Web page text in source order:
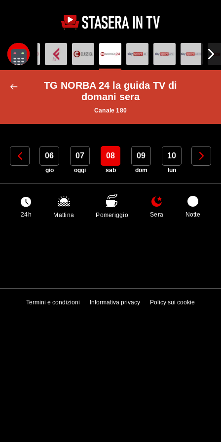
TG NORBA 24 la guida TV di
domani sera
Canale 180
05 06
gio
07
oggi
08
sab
09
dom
10
lun
11
24h Mattina Pomeriggio Sera Notte
Termini e condizioni Informativa privacy Policy sui cookie